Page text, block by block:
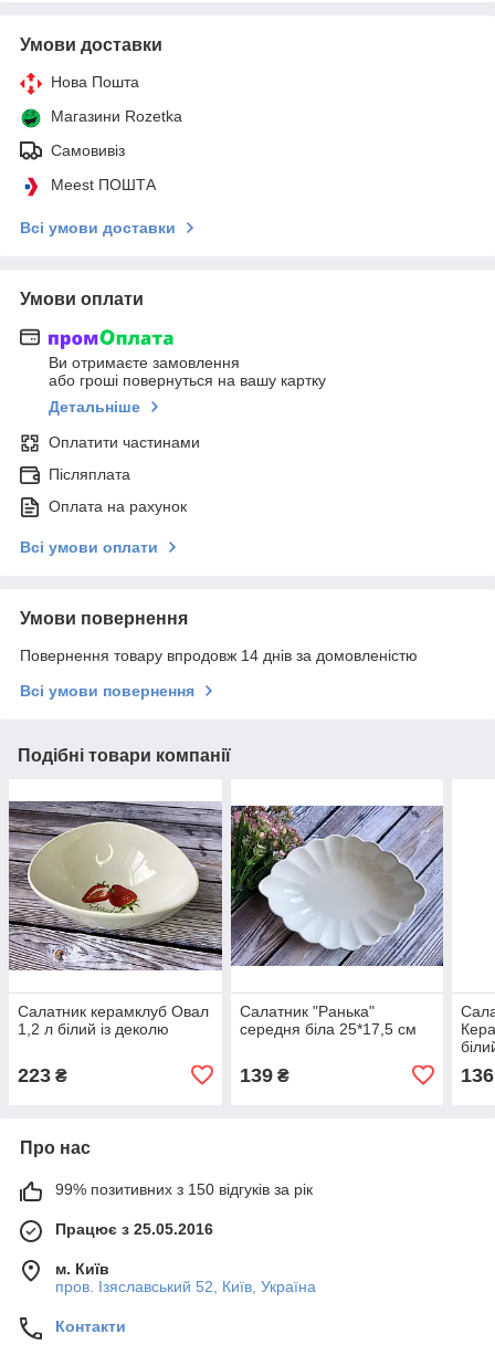
Умови доставки
Нова Пошта
Магазини Rozetka
Самовивіз
Meest ПОШТА
Всі умови доставки
Умови оплати
Ви отримаєте замовлення
або гроші повернуться на вашу картку
Детальніше
Оплатити частинами
Післяплата
Оплата на рахунок
Всі умови оплати
Умови повернення
Повернення товару впродовж 14 днів за домовленістю
Всі умови повернення
Подібні товари компанії
Салатник керамклуб Овал
1,2 л білий із деколю
223 ₴
Салатник "Ранька"
середня біла 25*17,5 см
139₴ 136
Про нас
99% позитивних з 150 відгуків за рік
Працює з 25.05.2016
м. Київ
пров. Ізяславський 52, Київ, Україна
Контакти